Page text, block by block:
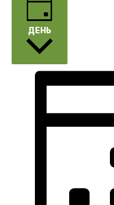
ДЕНЬ